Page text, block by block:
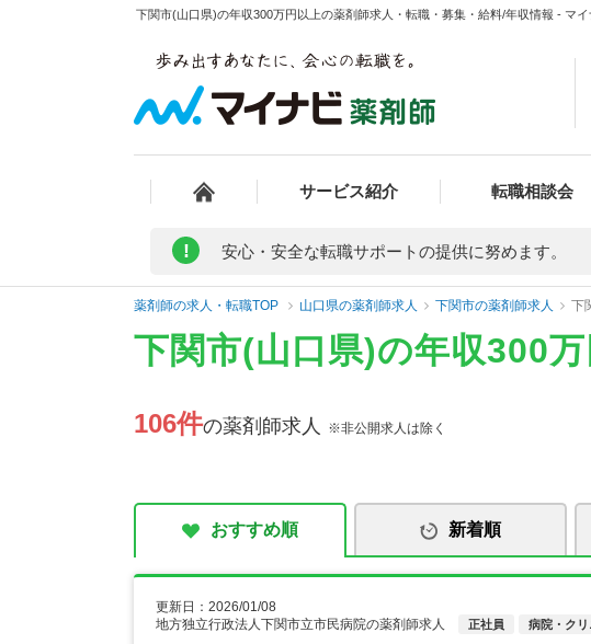
下関市(山口県)の年収300万円以上の薬剤師求人・転職・募集・給料/年収情報 - マ
サービス紹介 転職相談会
! 安心・安全な転職サポートの提供に努めます。
薬剤師の求人・転職TOP 山口県の薬剤師求人 下関市の薬剤師求人 下
下関市(山口県)の年収300
106件の薬剤師求人 ※非公開求人は除く
おすすめ順 新着順
更新日：2026/01/08
地方独立行政法人下関市立市民病院の薬剤師求人
正社員 病院・クリ